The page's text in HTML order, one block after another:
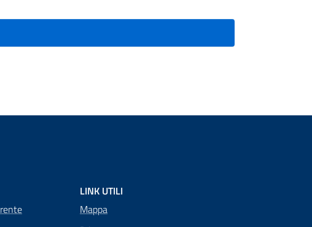
LINK UTILI
Mappa